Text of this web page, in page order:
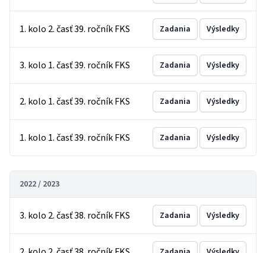
1. kolo 2. časť 39. ročník FKS Zadania Výsledky
3. kolo 1. časť 39. ročník FKS Zadania Výsledky
2. kolo 1. časť 39. ročník FKS Zadania Výsledky
1. kolo 1. časť 39. ročník FKS Zadania Výsledky
2022 / 2023
3. kolo 2. časť 38. ročník FKS Zadania Výsledky